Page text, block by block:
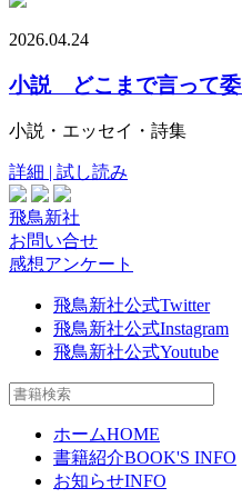
2026.04.24
小説 どこまで言って
小説・エッセイ・詩集
詳細 | 試し読み
飛鳥新社
お問い合せ
感想アンケート
飛鳥新社公式Twitter
飛鳥新社公式Instagram
飛鳥新社公式Youtube
ホームHOME
書籍紹介BOOK'S INFO
お知らせINFO